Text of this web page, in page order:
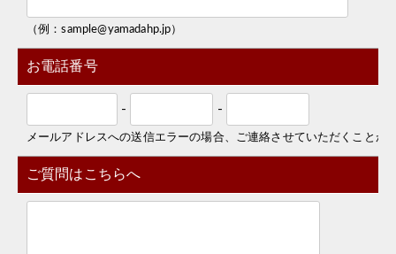
（例：sample@yamadahp.jp）
お電話番号
- -
メールアドレスへの送信エラーの場合、ご連絡させていただくことが
ご質問はこちらへ